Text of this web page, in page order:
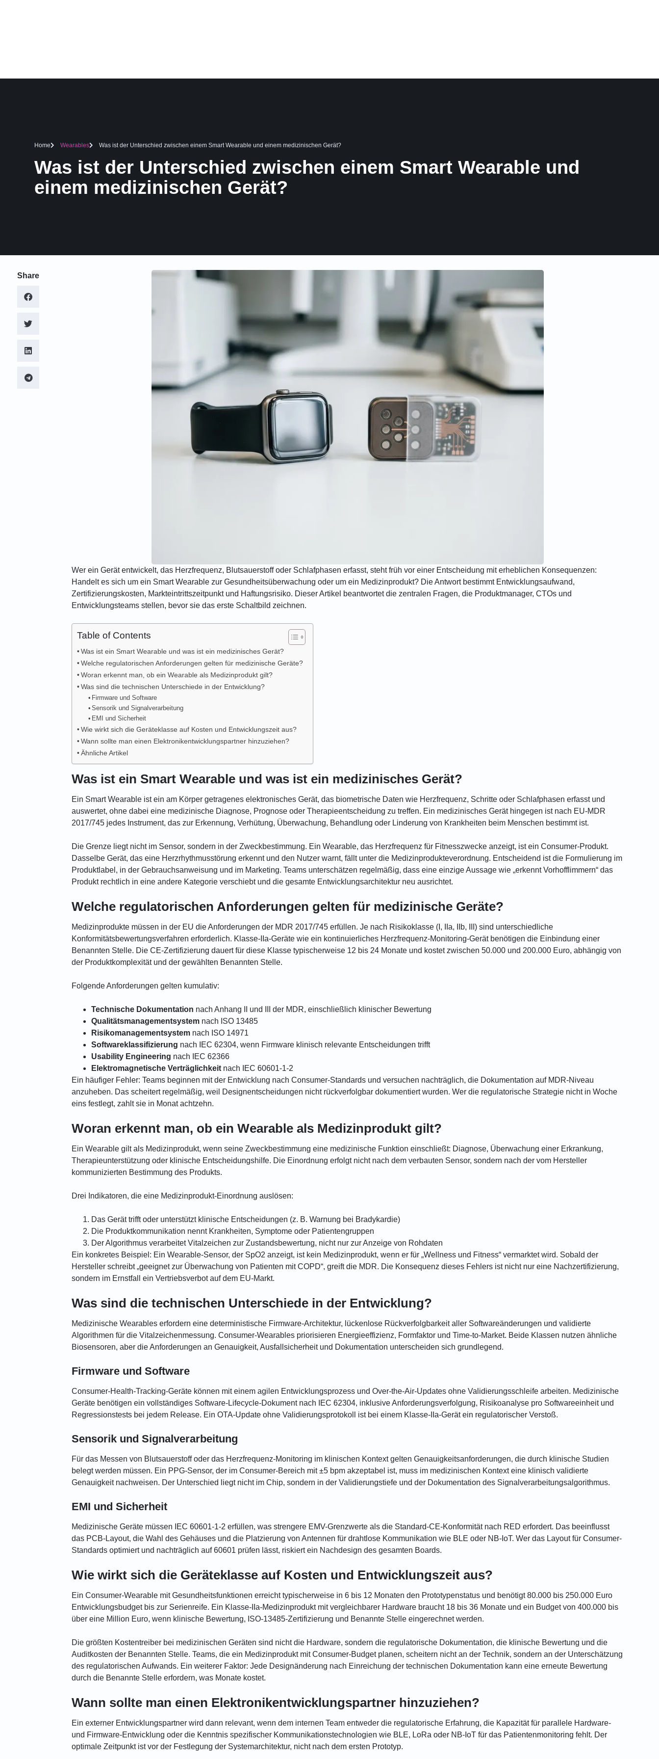
Home Wearables Was ist der Unterschied zwischen einem Smart Wearable und einem medizinischen Gerät?
Was ist der Unterschied zwischen einem Smart Wearable und
einem medizinischen Gerät?
Share
Wer ein Gerät entwickelt, das Herzfrequenz, Blutsauerstoff oder Schlafphasen erfasst, steht früh vor einer Entscheidung mit erheblichen Konsequenzen:
Handelt es sich um ein Smart Wearable zur Gesundheitsüberwachung oder um ein Medizinprodukt? Die Antwort bestimmt Entwicklungsaufwand,
Zertifizierungskosten, Markteintrittszeitpunkt und Haftungsrisiko. Dieser Artikel beantwortet die zentralen Fragen, die Produktmanager, CTOs und
Entwicklungsteams stellen, bevor sie das erste Schaltbild zeichnen.
Table of Contents
Was ist ein Smart Wearable und was ist ein medizinisches Gerät?
Welche regulatorischen Anforderungen gelten für medizinische Geräte?
Woran erkennt man, ob ein Wearable als Medizinprodukt gilt?
Was sind die technischen Unterschiede in der Entwicklung?
Firmware und Software
Sensorik und Signalverarbeitung
EMI und Sicherheit
Wie wirkt sich die Geräteklasse auf Kosten und Entwicklungszeit aus?
Wann sollte man einen Elektronikentwicklungspartner hinzuziehen?
Ähnliche Artikel
Was ist ein Smart Wearable und was ist ein medizinisches Gerät?
Ein Smart Wearable ist ein am Körper getragenes elektronisches Gerät, das biometrische Daten wie Herzfrequenz, Schritte oder Schlafphasen erfasst und
auswertet, ohne dabei eine medizinische Diagnose, Prognose oder Therapieentscheidung zu treffen. Ein medizinisches Gerät hingegen ist nach EU-MDR
2017/745 jedes Instrument, das zur Erkennung, Verhütung, Überwachung, Behandlung oder Linderung von Krankheiten beim Menschen bestimmt ist.
Die Grenze liegt nicht im Sensor, sondern in der Zweckbestimmung. Ein Wearable, das Herzfrequenz für Fitnesszwecke anzeigt, ist ein Consumer-Produkt.
Dasselbe Gerät, das eine Herzrhythmusstörung erkennt und den Nutzer warnt, fällt unter die Medizinprodukteverordnung. Entscheidend ist die Formulierung im
Produktlabel, in der Gebrauchsanweisung und im Marketing. Teams unterschätzen regelmäßig, dass eine einzige Aussage wie „erkennt Vorhofflimmern“ das
Produkt rechtlich in eine andere Kategorie verschiebt und die gesamte Entwicklungsarchitektur neu ausrichtet.
Welche regulatorischen Anforderungen gelten für medizinische Geräte?
Medizinprodukte müssen in der EU die Anforderungen der MDR 2017/745 erfüllen. Je nach Risikoklasse (I, IIa, IIb, III) sind unterschiedliche
Konformitätsbewertungsverfahren erforderlich. Klasse-IIa-Geräte wie ein kontinuierliches Herzfrequenz-Monitoring-Gerät benötigen die Einbindung einer
Benannten Stelle. Die CE-Zertifizierung dauert für diese Klasse typischerweise 12 bis 24 Monate und kostet zwischen 50.000 und 200.000 Euro, abhängig von
der Produktkomplexität und der gewählten Benannten Stelle.
Folgende Anforderungen gelten kumulativ:
Technische Dokumentation nach Anhang II und III der MDR, einschließlich klinischer Bewertung
Qualitätsmanagementsystemnach ISO 13485
Risikomanagementsystemnach ISO 14971
Softwareklassifizierung nach IEC 62304, wenn Firmware klinisch relevante Entscheidungen trifft
Usability Engineering nach IEC 62366
Elektromagnetische Verträglichkeitnach IEC 60601-1-2
Ein häufiger Fehler: Teams beginnen mit der Entwicklung nach Consumer-Standards und versuchen nachträglich, die Dokumentation auf MDR-Niveau
anzuheben. Das scheitert regelmäßig, weil Designentscheidungen nicht rückverfolgbar dokumentiert wurden. Wer die regulatorische Strategie nicht in Woche
eins festlegt, zahlt sie in Monat achtzehn.
Woran erkennt man, ob ein Wearable als Medizinprodukt gilt?
Ein Wearable gilt als Medizinprodukt, wenn seine Zweckbestimmung eine medizinische Funktion einschließt: Diagnose, Überwachung einer Erkrankung,
Therapieunterstützung oder klinische Entscheidungshilfe. Die Einordnung erfolgt nicht nach dem verbauten Sensor, sondern nach der vom Hersteller
kommunizierten Bestimmung des Produkts.
Drei Indikatoren, die eine Medizinprodukt-Einordnung auslösen:
Das Gerät trifft oder unterstützt klinische Entscheidungen (z. B. Warnung bei Bradykardie)
Die Produktkommunikation nennt Krankheiten, Symptome oder Patientengruppen
Der Algorithmus verarbeitet Vitalzeichen zur Zustandsbewertung, nicht nur zur Anzeige von Rohdaten
Ein konkretes Beispiel: Ein Wearable-Sensor, der SpO2 anzeigt, ist kein Medizinprodukt, wenn er für „Wellness und Fitness“ vermarktet wird. Sobald der
Hersteller schreibt „geeignet zur Überwachung von Patienten mit COPD“, greift die MDR. Die Konsequenz dieses Fehlers ist nicht nur eine Nachzertifizierung,
sondern im Ernstfall ein Vertriebsverbot auf dem EU-Markt.
Was sind die technischen Unterschiede in der Entwicklung?
Medizinische Wearables erfordern eine deterministische Firmware-Architektur, lückenlose Rückverfolgbarkeit aller Softwareänderungen und validierte
Algorithmen für die Vitalzeichenmessung. Consumer-Wearables priorisieren Energieeffizienz, Formfaktor und Time-to-Market. Beide Klassen nutzen ähnliche
Biosensoren, aber die Anforderungen an Genauigkeit, Ausfallsicherheit und Dokumentation unterscheiden sich grundlegend.
Firmware und Software
Consumer-Health-Tracking-Geräte können mit einem agilen Entwicklungsprozess und Over-the-Air-Updates ohne Validierungsschleife arbeiten. Medizinische
Geräte benötigen ein vollständiges Software-Lifecycle-Dokument nach IEC 62304, inklusive Anforderungsverfolgung, Risikoanalyse pro Softwareeinheit und
Regressionstests bei jedem Release. Ein OTA-Update ohne Validierungsprotokoll ist bei einem Klasse-IIa-Gerät ein regulatorischer Verstoß.
Sensorik und Signalverarbeitung
Für das Messen von Blutsauerstoff oder das Herzfrequenz-Monitoring im klinischen Kontext gelten Genauigkeitsanforderungen, die durch klinische Studien
belegt werden müssen. Ein PPG-Sensor, der im Consumer-Bereich mit ±5 bpm akzeptabel ist, muss im medizinischen Kontext eine klinisch validierte
Genauigkeit nachweisen. Der Unterschied liegt nicht im Chip, sondern in der Validierungstiefe und der Dokumentation des Signalverarbeitungsalgorithmus.
EMI und Sicherheit
Medizinische Geräte müssen IEC 60601-1-2 erfüllen, was strengere EMV-Grenzwerte als die Standard-CE-Konformität nach RED erfordert. Das beeinflusst
das PCB-Layout, die Wahl des Gehäuses und die Platzierung von Antennen für drahtlose Kommunikation wie BLE oder NB-IoT. Wer das Layout für Consumer-
Standards optimiert und nachträglich auf 60601 prüfen lässt, riskiert ein Nachdesign des gesamten Boards.
Wie wirkt sich die Geräteklasse auf Kosten und Entwicklungszeit aus?
Ein Consumer-Wearable mit Gesundheitsfunktionen erreicht typischerweise in 6 bis 12 Monaten den Prototypenstatus und benötigt 80.000 bis 250.000 Euro
Entwicklungsbudget bis zur Serienreife. Ein Klasse-IIa-Medizinprodukt mit vergleichbarer Hardware braucht 18 bis 36 Monate und ein Budget von 400.000 bis
über eine Million Euro, wenn klinische Bewertung, ISO-13485-Zertifizierung und Benannte Stelle eingerechnet werden.
Die größten Kostentreiber bei medizinischen Geräten sind nicht die Hardware, sondern die regulatorische Dokumentation, die klinische Bewertung und die
Auditkosten der Benannten Stelle. Teams, die ein Medizinprodukt mit Consumer-Budget planen, scheitern nicht an der Technik, sondern an der Unterschätzung
des regulatorischen Aufwands. Ein weiterer Faktor: Jede Designänderung nach Einreichung der technischen Dokumentation kann eine erneute Bewertung
durch die Benannte Stelle erfordern, was Monate kostet.
Wann sollte man einen Elektronikentwicklungspartner hinzuziehen?
Ein externer Entwicklungspartner wird dann relevant, wenn dem internen Team entweder die regulatorische Erfahrung, die Kapazität für parallele Hardware-
und Firmware-Entwicklung oder die Kenntnis spezifischer Kommunikationstechnologien wie BLE, LoRa oder NB-IoT für das Patientenmonitoring fehlt. Der
optimale Zeitpunkt ist vor der Festlegung der Systemarchitektur, nicht nach dem ersten Prototyp.